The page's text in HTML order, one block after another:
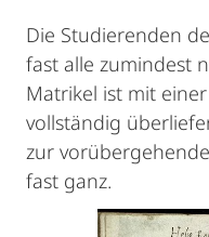
Die Studierenden
fast alle zumindest
Matrikel ist mit
vollständig
zur
fast ganz.